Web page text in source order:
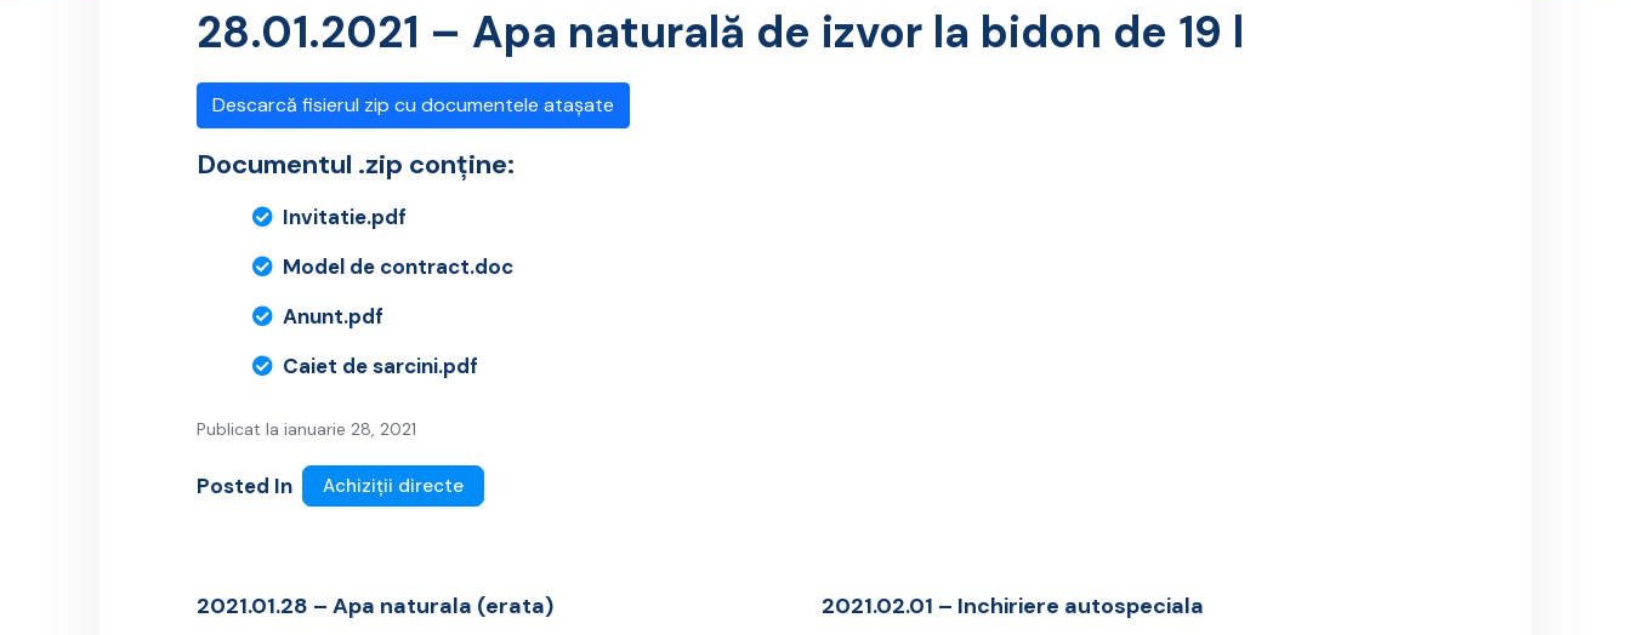
28.01.2021 – Apa naturală de izvor la bidon de 19 l
Descarcă fisierul zip cu documentele atașate
Documentul .zip conține:
Invitatie.pdf
Model de contract.doc
Anunt.pdf
Caiet de sarcini.pdf
Publicat la ianuarie 28, 2021
Posted In Achiziții directe
2021.01.28 – Apa naturala (erata) 2021.02.01 – Inchiriere autospeciala